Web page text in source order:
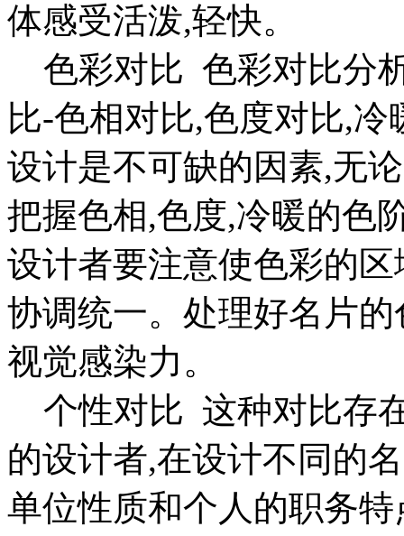
体感受活泼,轻快。
色彩对比 色彩对比分
比-色相对比,色度对比,
设计是不可缺的因素,无
把握色相,色度,冷暖的色
设计者要注意使色彩的
协调统一。处理好名片
视觉感染力。
个性对比 这种对比存
的设计者,在设计不同的
单位性质和个人的职务